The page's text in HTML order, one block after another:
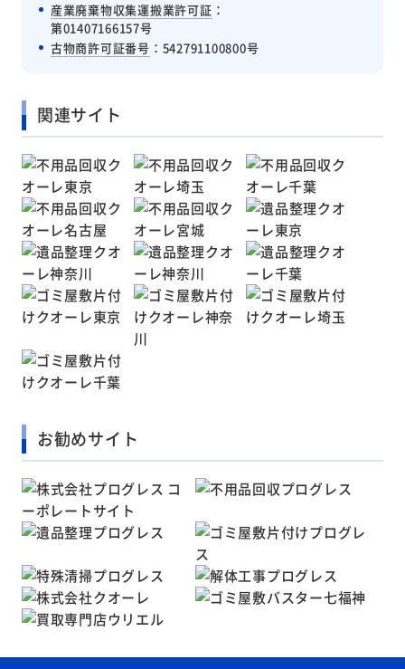
産業廃棄物収集運搬業許可証 ：
第01407166157号
古物商許可証番号 ：542791100800号
関連サイト
お勧めサイト